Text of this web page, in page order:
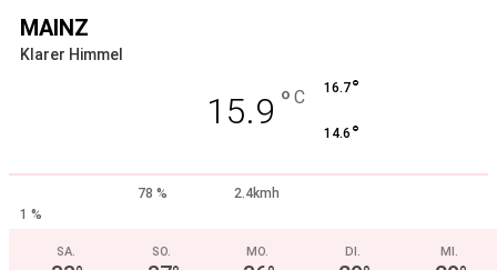
MAINZ
Klarer Himmel
15.9 ° C 16.7°
14.6 °
78 %
2.4kmh
1 %
SA. SO. MO. DI. MI.